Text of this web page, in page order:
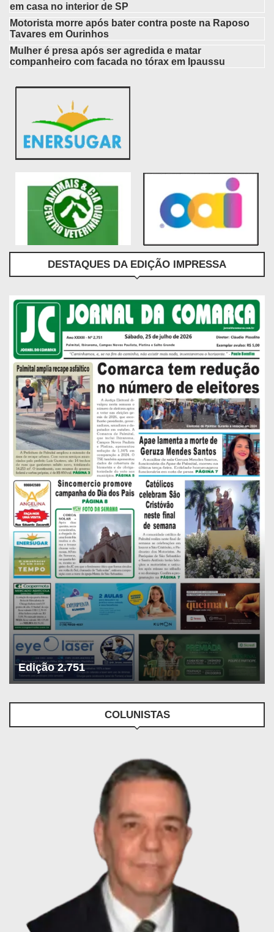
em casa no interior de SP
Motorista morre após bater contra poste na Raposo
Tavares em Ourinhos
Mulher é presa após ser agredida e matar
companheiro com facada no tórax em Ipaussu
DESTAQUES DA EDIÇÃO IMPRESSA
Edição 2.751
COLUNISTAS